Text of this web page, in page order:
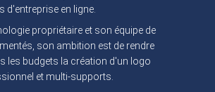
d'entreprise en ligne.
propriétaire et son équipe de
son ambition est de rendre
les budgets la création d'un logo
et multi-supports.